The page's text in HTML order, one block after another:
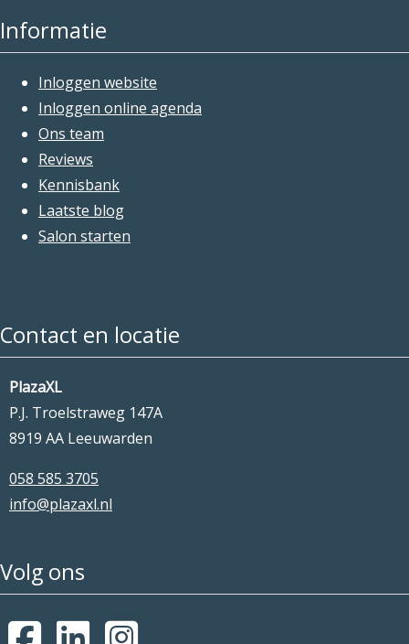
Informatie
Inloggen website
Inloggen online agenda
Ons team
Reviews
Kennisbank
Laatste blog
Salon starten
Contact en locatie
PlazaXL
P.J. Troelstraweg 147A
8919 AA Leeuwarden
058 585 3705
info@plazaxl.nl
Volg ons